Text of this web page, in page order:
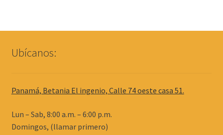
Ubícanos:
Panamá, Betania El ingenio, Calle 74 oeste casa 51.
Lun – Sab, 8:00 a.m. – 6:00 p.m.
Domingos, (llamar primero)